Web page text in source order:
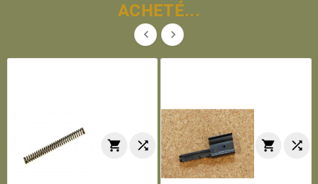
ACHETÉ...
 
   